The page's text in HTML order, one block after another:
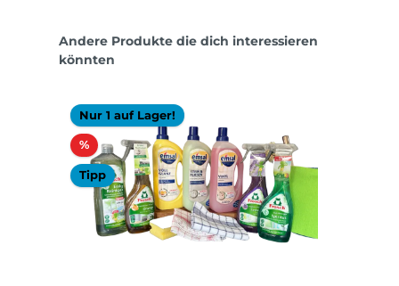
Produktgalerie überspringen
Andere Produkte die dich interessieren
könnten
Nur 1 auf Lager!
%Rabatt
Tipp